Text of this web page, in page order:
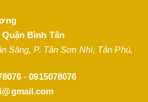
Bình Tân
Săng, P. Tân Sơn Nhì, Tân Phú,
-0915078076